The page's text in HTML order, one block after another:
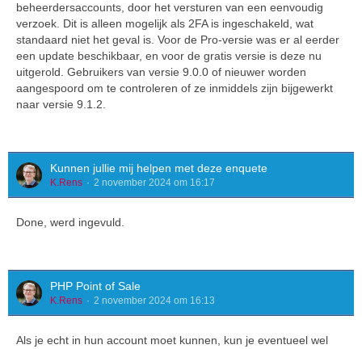
beheerdersaccounts, door het versturen van een eenvoudig
verzoek. Dit is alleen mogelijk als 2FA is ingeschakeld, wat
standaard niet het geval is. Voor de Pro-versie was er al eerder
een update beschikbaar, en voor de gratis versie is deze nu
uitgerold. Gebruikers van versie 9.0.0 of nieuwer worden
aangespoord om te controleren of ze inmiddels zijn bijgewerkt
naar versie 9.1.2.
Kunnen jullie mij helpen met deze enquete
K.Rens 2 november 2024 om 16:17
Done, werd ingevuld.
PHP Point of Sale
K.Rens 2 november 2024 om 16:13
Als je echt in hun account moet kunnen, kun je eventueel wel